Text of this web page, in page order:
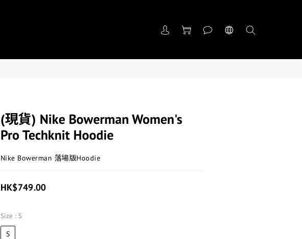
(現貨) Nike Bowerman Women's
Pro Techknit Hoodie
Nike Bowerman 落場版Hoodie
HK$749.00
Size : S
S